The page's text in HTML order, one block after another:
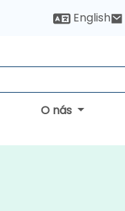
English
O nás